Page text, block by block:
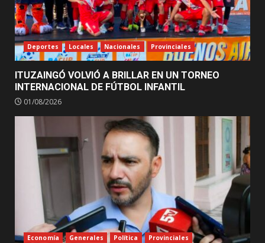
Deportes Locales Nacionales Provinciales
ITUZAINGÓ VOLVIÓ A BRILLAR EN UN TORNEO
INTERNACIONAL DE FÚTBOL INFANTIL
01/08/2026
Economía Generales Política Provinciales